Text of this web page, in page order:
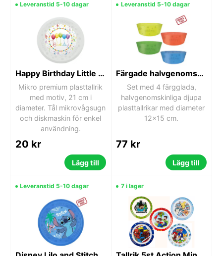
Leveranstid 5-10 dagar
Happy Birthday Little Princess Streamers mikro premium plasttallrik 21 cm
Mikro premium plasttallrik
med motiv, 21 cm i
diameter. Tål mikrovågsugn
och diskmaskin för enkel
användning.
20 kr
Lägg till
Leveranstid 5-10 dagar
Färgade halvgenomskinliga djupa plasttallrikar, 4-pack, 12 cm
Set med 4 färgglada,
halvgenomskinliga djupa
plasttallrikar med diameter
12x15 cm.
77 kr
Lägg till
Leveranstid 5-10 dagar 7 i lager